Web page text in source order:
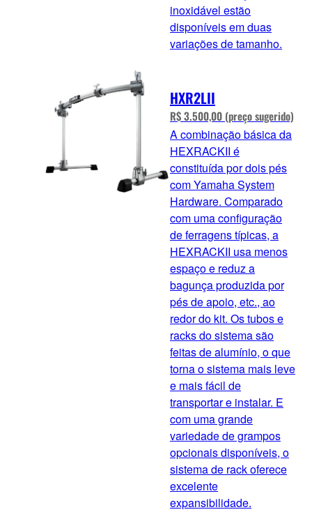
inoxidável estão
disponíveis em duas
variações de tamanho.
HXR2LII
R$ 3.500,00 (preço sugerido)
A combinação básica da
HEXRACKII é
constituída por dois pés
com Yamaha System
Hardware. Comparado
com uma configuração
de ferragens típicas, a
HEXRACKII usa menos
espaço e reduz a
bagunça produzida por
pés de apoio, etc., ao
redor do kit. Os tubos e
racks do sistema são
feitas de alumínio, o que
torna o sistema mais leve
e mais fácil de
transportar e instalar. E
com uma grande
variedade de grampos
opcionais disponíveis, o
sistema de rack oferece
excelente
expansibilidade.